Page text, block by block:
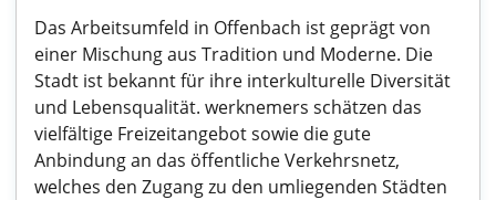
Das Arbeitsumfeld in Offenbach ist geprägt von
einer Mischung aus Tradition und Moderne. Die
Stadt ist bekannt für ihre interkulturelle Diversität
und Lebensqualität. werknemers schätzen das
vielfältige Freizeitangebot sowie die gute
Anbindung an das öffentliche Verkehrsnetz,
welches den Zugang zu den umliegenden Städten